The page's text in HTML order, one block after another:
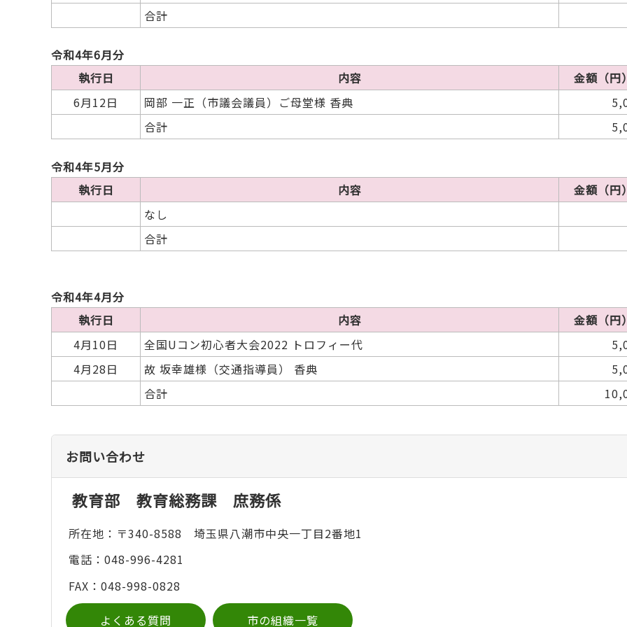
合計
令和4年6月分
執行日
内容
金額（円）
6月12日
岡部 一正（市議会議員）ご母堂様 香典
合計
令和4年5月分
執行日
内容
金額（円）
なし
合計
令和4年4月分
執行日
内容
金額（円）
4月10日
全国Uコン初心者大会2022 トロフィー代
4月28日
故 坂幸雄様（交通指導員） 香典
合計
お問い合わせ
教育部 教育総務課 庶務係
所在地：〒340-8588 埼玉県八潮市中央一丁目2番地1
電話：048-996-4281
FAX：048-998-0828
よくある質問 市の組織一覧